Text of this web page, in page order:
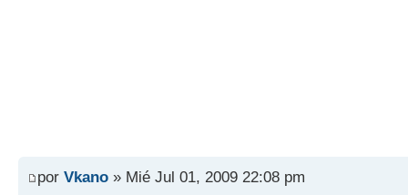
por Vkano » Mié Jul 01, 2009 22:08 pm